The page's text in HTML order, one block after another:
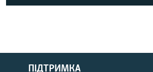
РУС
ПІДТРИМКА